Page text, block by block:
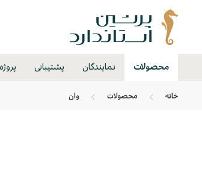
محصولات نمایندگان پشتیبانی
خانه محصولات وان